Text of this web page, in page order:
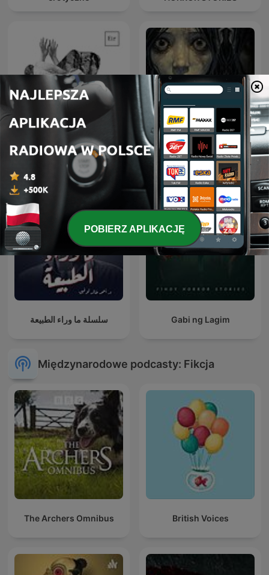
Podcast na dobranoc
Sitio Bangungot - Pinoy
Horror Stories for Sleep
Podcast
سلسلة ما وراء الطبيعة Gabi ng Lagim
Międzynarodowe podcasty: Fikcja
The Archers Omnibus British Voices
POBIERZ APLIKACJĘ